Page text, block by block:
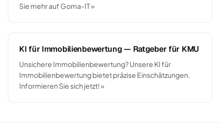
Sie mehr auf Goma-IT »
KI für Immobilienbewertung — Ratgeber für KMU
Unsichere Immobilienbewertung? Unsere KI für
Immobilienbewertung bietet präzise Einschätzungen.
Informieren Sie sich jetzt! »